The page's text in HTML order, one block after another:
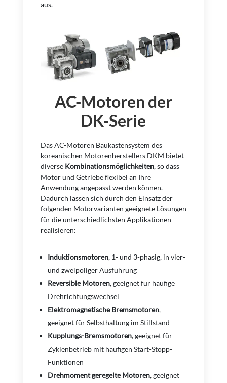
aus.
AC-Motoren der
DK-Serie
Das AC-Motoren Baukastensystem des
koreanischen Motorenherstellers DKM bietet
diverse Kombinationsmöglichkeiten, so dass
Motor und Getriebe flexibel an Ihre
Anwendung angepasst werden können.
Dadurch lassen sich durch den Einsatz der
folgenden Motorvarianten geeignete Lösungen
für die unterschiedlichsten Applikationen
realisieren:
Induktionsmotoren, 1- und 3-phasig, in vier-
und zweipoliger Ausführung
Reversible Motoren, geeignet für häufige
Drehrichtungswechsel
Elektromagnetische Bremsmotoren,
geeignet für Selbsthaltung im Stillstand
Kupplungs-Bremsmotoren, geeignet für
Zyklenbetrieb mit häufigen Start-Stopp-
Funktionen
Drehmoment geregelte Motoren, geeignet